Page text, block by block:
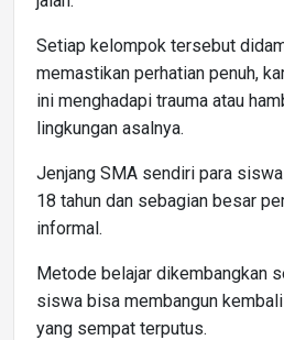
Setiap kelompok tersebut
memastikan perhatian penuh,
ini menghadapi trauma atau
lingkungan asalnya.
Jenjang SMA sendiri para
18 tahun dan sebagian besar
informal.
Metode belajar dikembangkan
siswa bisa membangun
yang sempat terputus.